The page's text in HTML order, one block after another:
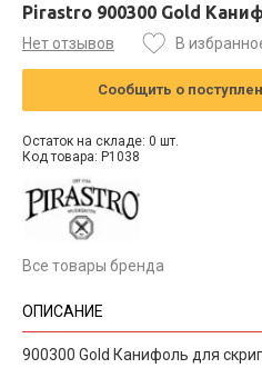
Pirastro 900300 Gold
Нет отзывов В
Сообщить о
Остаток на складе: 0 шт.
Код товара: P1038
Все товары бренда
ОПИСАНИЕ
900300 Gold Канифоль для